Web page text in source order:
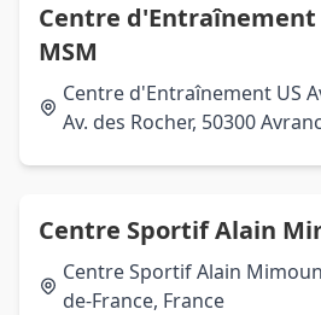
Centre d'Entraînement
MSM
Centre d'Entraînement US
Av. des Rocher, 50300
Centre Sportif Alain
Centre Sportif Alain
de-France, France